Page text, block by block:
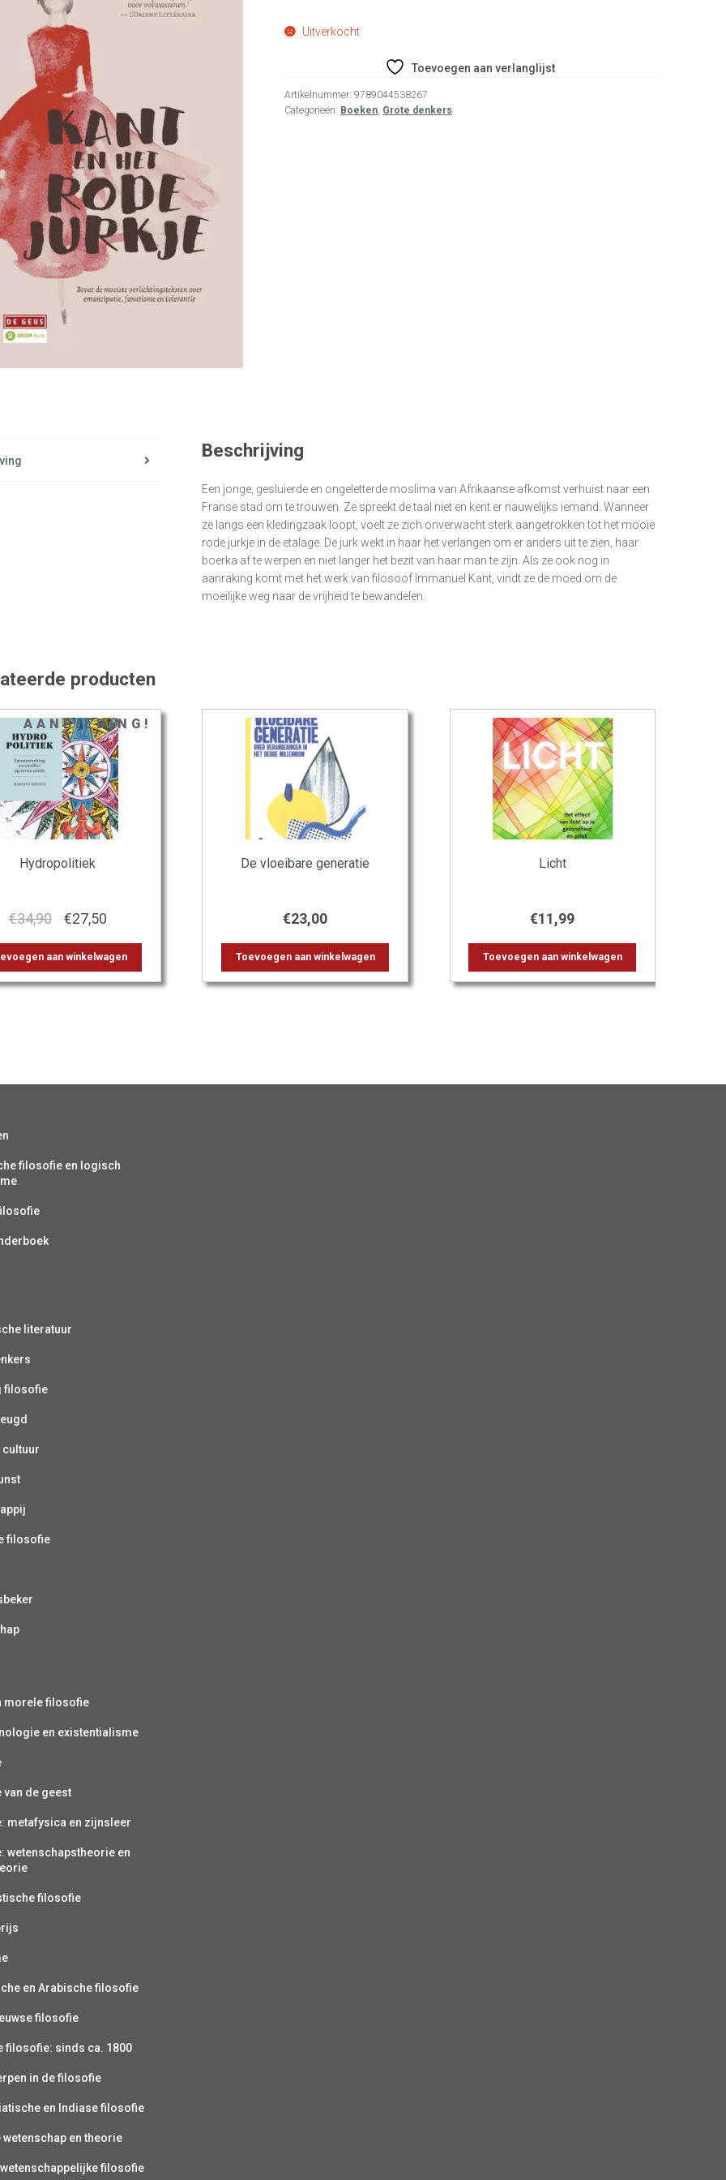
Uitverkocht
Toevoegen aan verlanglijst
Artikelnummer:9789044538267
Categorieën: Boeken, Grote denkers
Beschrijving
Een jonge, gesluierde en ongeletterde moslima van Afrikaanse afkomst verhuist naar een
Franse stad om te trouwen. Ze spreekt de taal niet en kent er nauwelijks iemand. Wanneer
ze langs een kledingzaak loopt, voelt ze zich onverwacht sterk aangetrokken tot het mooie
rode jurkje in de etalage. De jurk wekt in haar het verlangen om er anders uit te zien, haar
boerka af te werpen en niet langer het bezit van haar man te zijn. Als ze ook nog in
aanraking komt met het werk van filosoof Immanuel Kant, vindt ze de moed om de
moeilijke weg naar de vrijheid te bewandelen.
producten
Hydropolitiek
AANBIEDING!
€34,90
Oorspronkelijke
prijs
was:
€34,90.
€27,50Huidige
prijs
is:
€27,50.
aan winkelwagen
De vloeibare generatie
€23,00
Toevoegen aan winkelwagen
Licht
€11,99
Toevoegen aan winkelwagen
filosofie en logisch
literatuur
filosofie
cultuur
filosofie
morele filosofie
en existentialisme
de geest
metafysica en zijnsleer
wetenschapstheorie en
filosofie
en Arabische filosofie
filosofie
filosofie: sinds ca. 1800
in de filosofie
en Indiase filosofie
en theorie
filosofie